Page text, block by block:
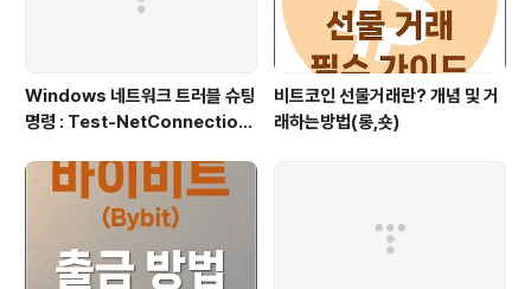
Windows 네트워크 트러블 슈팅
명령 : Test-NetConnection
비트코인 선물거래란? 개념 및 거
래하는방법(롱,숏)